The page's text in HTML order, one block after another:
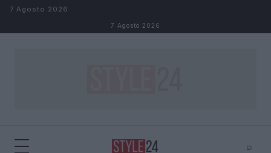
Salta al contenuto
7 Agosto 2026
7 Agosto 2026
⌕